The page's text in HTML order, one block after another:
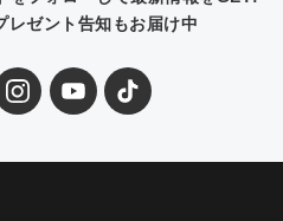
レゼント告知もお届け中